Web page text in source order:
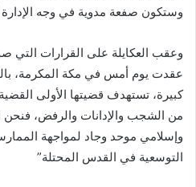
وستكون صفعة مدوية في وجه الإدارة
وعقب العكايلة على القرارات التي
عقدت يوم أمس في مكة المكرمة،
كبيرة، تستهدف قضيتها الأولى
من الشجب والإدانات والرفض،
وإسلامي موحد وجاد لمواجهة
التوسعية في القدس المحتلة”